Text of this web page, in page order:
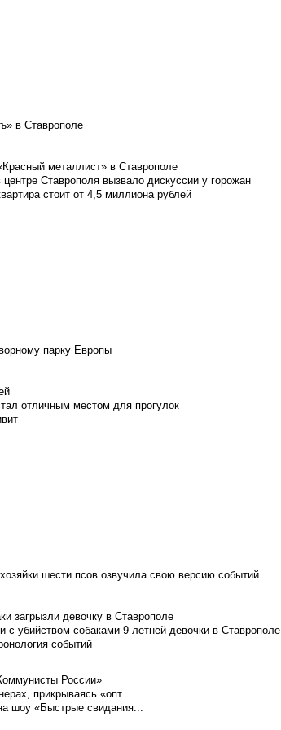
в Ставрополе
металлист» в Ставрополе
Ставрополя вызвало дискуссии у горожан
стоит от 4,5 миллиона рублей
парку Европы
отличным местом для прогулок
шести псов озвучила свою версию событий
загрызли девочку в Ставрополе
убийством собаками 9-летней девочки в Ставрополе
событий
России»
прикрываясь «опт...
шоу «Быстрые свидания...